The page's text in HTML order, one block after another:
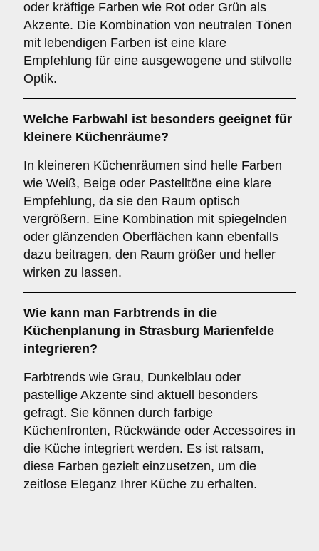
oder kräftige Farben wie Rot oder Grün als
Akzente. Die Kombination von neutralen Tönen
mit lebendigen Farben ist eine klare
Empfehlung für eine ausgewogene und stilvolle
Optik.
Welche Farbwahl ist besonders geeignet für
kleinere Küchenräume?
In kleineren Küchenräumen sind helle Farben
wie Weiß, Beige oder Pastelltöne eine klare
Empfehlung, da sie den Raum optisch
vergrößern. Eine Kombination mit spiegelnden
oder glänzenden Oberflächen kann ebenfalls
dazu beitragen, den Raum größer und heller
wirken zu lassen.
Wie kann man Farbtrends in die
Küchenplanung in Strasburg Marienfelde
integrieren?
Farbtrends wie Grau, Dunkelblau oder
pastellige Akzente sind aktuell besonders
gefragt. Sie können durch farbige
Küchenfronten, Rückwände oder Accessoires in
die Küche integriert werden. Es ist ratsam,
diese Farben gezielt einzusetzen, um die
zeitlose Eleganz Ihrer Küche zu erhalten.